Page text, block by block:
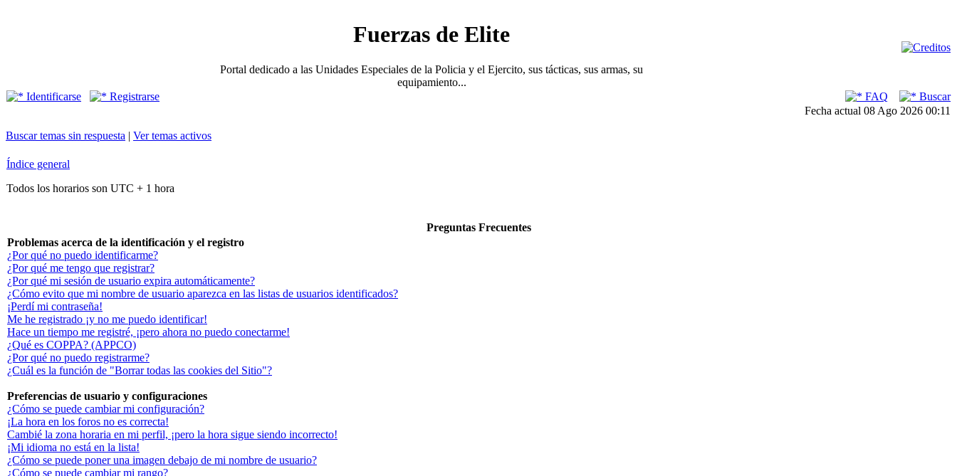
Fuerzas de Elite
Portal dedicado a las Unidades Especiales de la Policia y el Ejercito, sus tácticas, sus armas, su
equipamiento...
Identificarse
Registrarse FAQ
Buscar
Fecha actual 08 Ago 2026 00:11
Buscar temas sin respuesta | Ver temas activos
Índice general
Todos los horarios son UTC + 1 hora
Preguntas Frecuentes
Problemas acerca de la identificación y el registro
¿Por qué no puedo identificarme?
¿Por qué me tengo que registrar?
¿Por qué mi sesión de usuario expira automáticamente?
¿Cómo evito que mi nombre de usuario aparezca en las listas de usuarios identificados?
¡Perdí mi contraseña!
Me he registrado ¡y no me puedo identificar!
Hace un tiempo me registré, ¡pero ahora no puedo conectarme!
¿Qué es COPPA? (APPCO)
¿Por qué no puedo registrarme?
¿Cuál es la función de "Borrar todas las cookies del Sitio"?
Preferencias de usuario y configuraciones
¿Cómo se puede cambiar mi configuración?
¡La hora en los foros no es correcta!
Cambié la zona horaria en mi perfil, ¡pero la hora sigue siendo incorrecto!
¡Mi idioma no está en la lista!
¿Cómo se puede poner una imagen debajo de mi nombre de usuario?
¿Cómo se puede cambiar mi rango?